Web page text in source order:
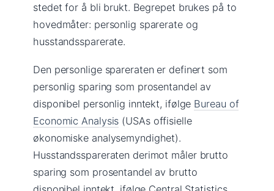
stedet for å bli brukt. Begrepet brukes på to
hovedmåter: personlig sparerate og
husstandssparerate.
Den personlige spareraten er definert som
personlig sparing som prosentandel av
disponibel personlig inntekt, ifølge Bureau of
Economic Analysis (USAs offisielle
økonomiske analysemyndighet).
Husstandsspareraten derimot måler brutto
sparing som prosentandel av brutto